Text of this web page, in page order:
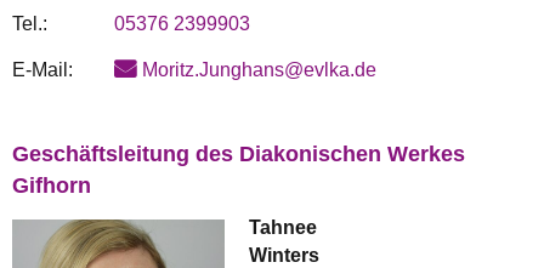
Tel.: 05376 2399903
E-Mail: Moritz.Junghans@evlka.de
Geschäftsleitung des Diakonischen Werkes
Gifhorn
Tahnee
Winters